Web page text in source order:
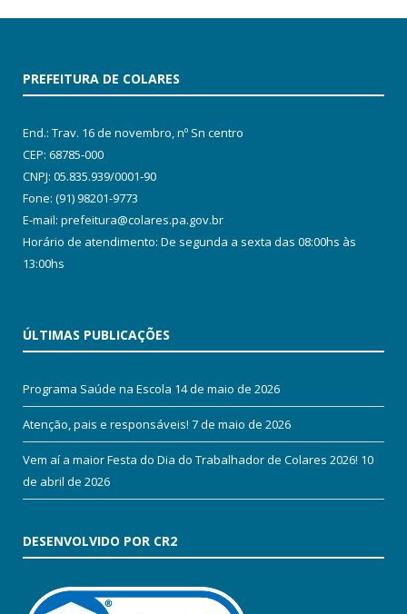
PREFEITURA DE COLARES
End.: Trav. 16 de novembro, nº Sn centro
CEP: 68785-000
CNPJ: 05.835.939/0001-90
Fone: (91) 98201-9773
E-mail: prefeitura@colares.pa.gov.br
Horário de atendimento: De segunda a sexta das 08:00hs às
13:00hs
ÚLTIMAS PUBLICAÇÕES
Programa Saúde na Escola 14 de maio de 2026
Atenção, pais e responsáveis! 7 de maio de 2026
Vem aí a maior Festa do Dia do Trabalhador de Colares 2026! 10
de abril de 2026
DESENVOLVIDO POR CR2